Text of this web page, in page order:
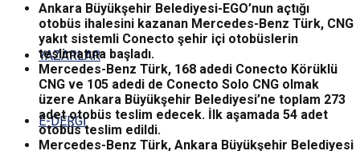
YAZARLAR
E-DERGİ
Ankara Büyükşehir Belediyesi-EGO’nun açtığı
otobüs ihalesini kazanan Mercedes-Benz Türk, CNG
yakıt sistemli Conecto şehir içi otobüslerin
teslimatına başladı.
Mercedes-Benz Türk, 168 adedi Conecto Körüklü
CNG ve 105 adedi de Conecto Solo CNG olmak
üzere Ankara Büyükşehir Belediyesi’ne toplam 273
adet otobüs teslim edecek. İlk aşamada 54 adet
otobüs teslim edildi.
Mercedes-Benz Türk, Ankara Büyükşehir Belediyesi